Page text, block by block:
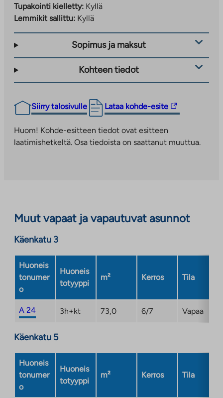
Tupakointi kielletty: Kyllä
Lemmikit sallittu: Kyllä
Sopimus ja maksut
Kohteen tiedot
Siirry talosivulle Lataa kohde-esite
Linkki
ulkopuoliseen
palveluun.
Huom! Kohde-esitteen tiedot ovat esitteen
laatimishetkeltä. Osa tiedoista on saattanut muuttua.
Muut vapaat ja vapautuvat asunnot
Käenkatu 3
Huoneis
tonumer
o
Huoneis
totyyppi
m² Kerros Tila
A 24 3h+kt 73,0 6/7 Vapaa
Käenkatu 5
Huoneis
tonumer
o
Huoneis
totyyppi
m² Kerros Tila